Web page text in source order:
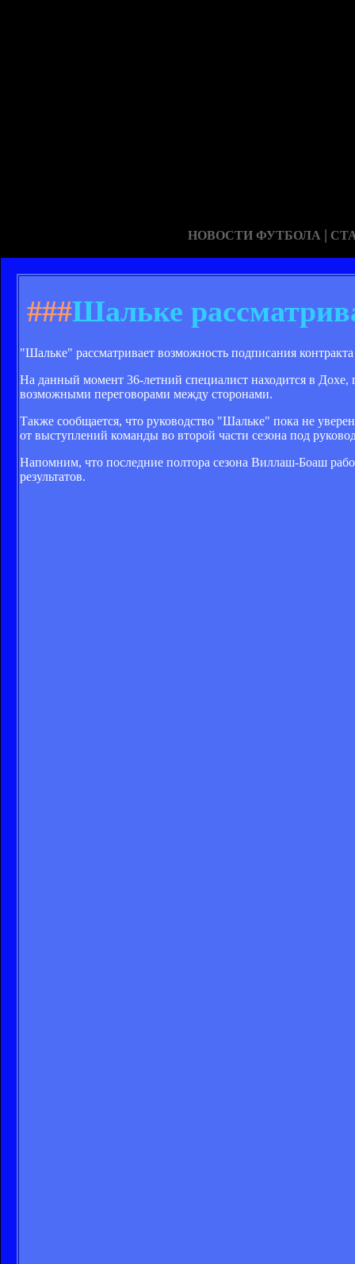
НОВОСТИ ФУТБОЛА |
###Шальке
"Шальке" рассматривает возможность подписания
На данный момент 36-летний специалист находится в
возможными переговорами между сторонами.
Также сообщается, что руководство "Шальке" пока не
от выступлений команды во второй части сезона под
Напомним, что последние полтора сезона Виллаш-Боаш
результатов.